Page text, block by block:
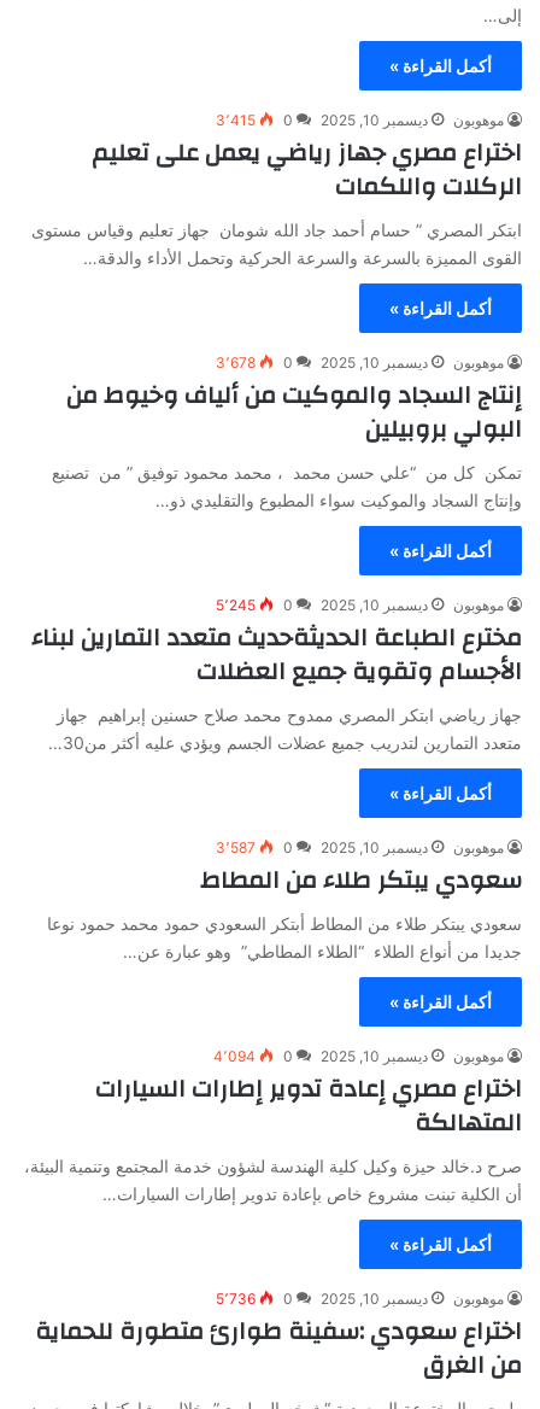
إلى…
أكمل القراءة »
موهوبون ديسمبر 10, 2025 0 3٬415
اختراع مصري جهاز رياضي يعمل على تعليم
الركلات واللكمات
ابتكر المصري ” حسام أحمد جاد الله شومان جهاز تعليم وقياس مستوى
القوى المميزة بالسرعة والسرعة الحركية وتحمل الأداء والدقة…
أكمل القراءة »
موهوبون ديسمبر 10, 2025 0 3٬678
إنتاج السجاد والموكيت من ألياف وخيوط من
البولي بروبيلين
تمكن كل من “علي حسن محمد ، محمد محمود توفيق ” من تصنيع
وإنتاج السجاد والموكيت سواء المطبوع والتقليدي ذو…
أكمل القراءة »
موهوبون ديسمبر 10, 2025 0 5٬245
مخترع الطباعة الحديثةحديث متعدد التمارين لبناء
الأجسام وتقوية جميع العضلات
جهاز رياضي ابتكر المصري ممدوح محمد صلاح حسنين إبراهيم جهاز
متعدد التمارين لتدريب جميع عضلات الجسم ويؤدي عليه أكثر من30…
أكمل القراءة »
موهوبون ديسمبر 10, 2025 0 3٬587
سعودي يبتكر طلاء من المطاط
سعودي يبتكر طلاء من المطاط أبتكر السعودي حمود محمد حمود نوعا
جديدا من أنواع الطلاء “الطلاء المطاطي” وهو عبارة عن…
أكمل القراءة »
موهوبون ديسمبر 10, 2025 0 4٬094
اختراع مصري إعادة تدوير إطارات السيارات
المتهالكة
صرح د.خالد حيزة وكيل كلية الهندسة لشؤون خدمة المجتمع وتنمية البيئة،
أن الكلية تبنت مشروع خاص بإعادة تدوير إطارات السيارات…
أكمل القراءة »
موهوبون ديسمبر 10, 2025 0 5٬736
اختراع سعودي :سفينة طوارئ متطورة للحماية
من الغرق